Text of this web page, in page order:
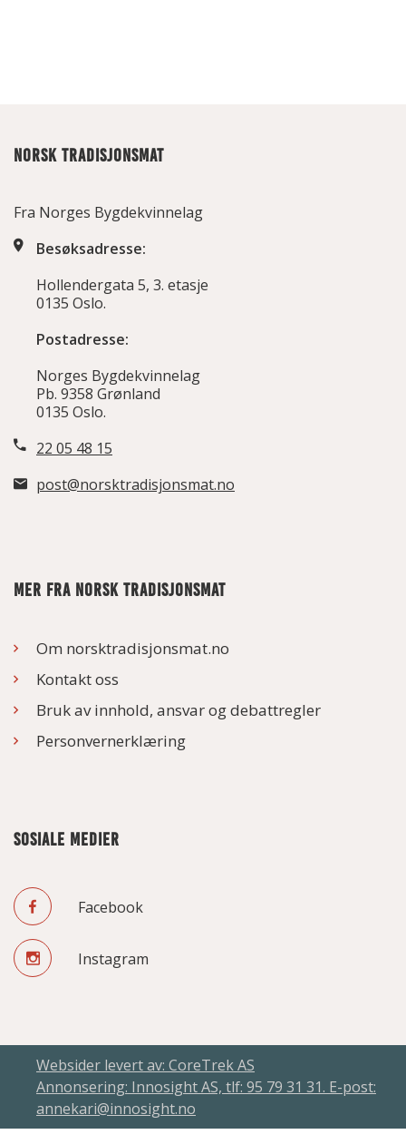
NORSK TRADISJONSMAT
Fra Norges Bygdekvinnelag
Besøksadresse:
Hollendergata 5, 3. etasje
0135 Oslo.
Postadresse:
Norges Bygdekvinnelag
Pb. 9358 Grønland
0135 Oslo.
22 05 48 15
post@norsktradisjonsmat.no
MER FRA NORSK TRADISJONSMAT
Om norsktradisjonsmat.no
Kontakt oss
Bruk av innhold, ansvar og debattregler
Personvernerklæring
SOSIALE MEDIER
Facebook
Instagram
Websider levert av: CoreTrek AS
Annonsering: Innosight AS, tlf: 95 79 31 31. E-post:
annekari@innosight.no